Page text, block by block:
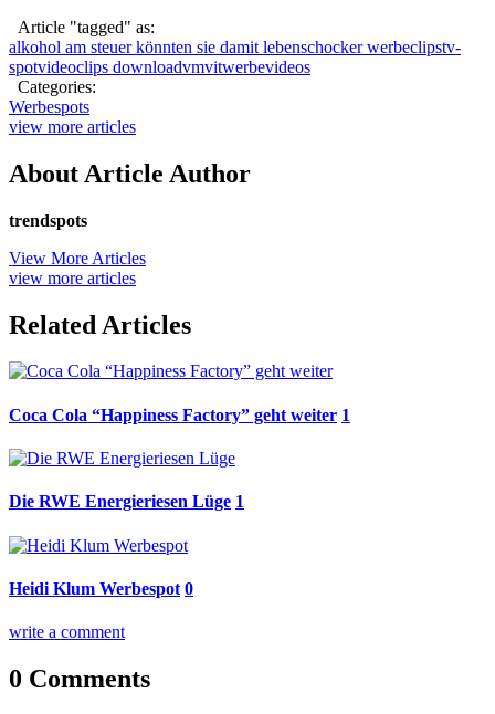
Article "tagged" as:
alkohol am steuer könnten sie damit lebenschocker werbeclipstv-
spotvideoclips downloadvmvitwerbevideos
Categories:
Werbespots
view more articles
About Article Author
trendspots
View More Articles
view more articles
Related Articles
Coca Cola “Happiness Factory” geht weiter 1
Die RWE Energieriesen Lüge 1
Heidi Klum Werbespot 0
write a comment
0 Comments